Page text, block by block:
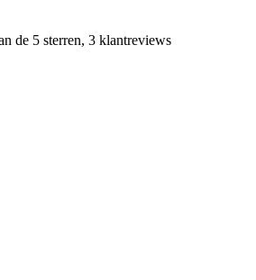
de 5 sterren, 3 klantreviews